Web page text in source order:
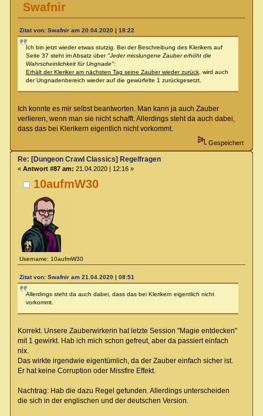
Swafnir
Zitat von: Swafnir am 20.04.2020 | 18:22
Ich bin jetzt wieder etwas stutzig. Bei der Beschreibung des Klerikers auf
Seite 37 steht im Absatz über "Jeder misslungene Zauber erhöht die
Wahrscheinlichkeit für Ungnade":
Erhält der Kleriker am nächsten Tag seine Zauber wieder zurück, wird auch
der Ungnadenbereich wieder auf die gewürfelte 1 zurückgesetzt.
Ich konnte es mir selbst beantworten. Man kann ja auch Zauber
verlieren, wenn man sie nicht schafft. Allerdings steht da auch dabei,
dass das bei Klerikern eigentlich nicht vorkommt.
Gespeichert
10aufmW30
Username: 10aufmW30
Re: [Dungeon Crawl Classics] Regelfragen
« Antwort #87 am: 21.04.2020 | 12:16 »
Zitat von: Swafnir am 21.04.2020 | 08:51
Allerdings steht da auch dabei, dass das bei Klerikern eigentlich nicht
vorkommt.
Korrekt. Unsere Zauberwirkerin hat letzte Session "Magie entdecken"
mit 1 gewirkt. Hab ich mich schon gefreut, aber da passiert einfach
nix.
Das wirkte irgendwie eigentümlich, da der Zauber einfach sicher ist.
Er hat keine Corruption oder Missfire Effekt.
Nachtrag: Hab die dazu Regel gefunden. Allerdings unterscheiden
die sich in der englischen und der deutschen Version.